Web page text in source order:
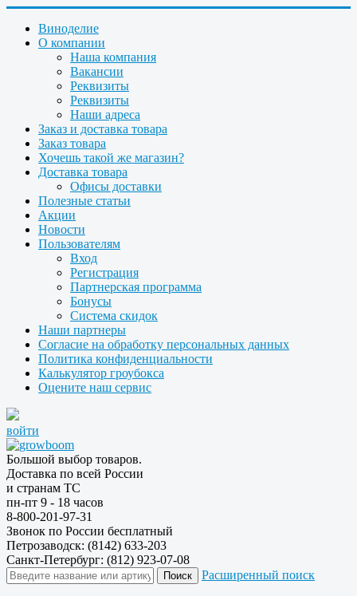
Виноделие
О компании
Наша компания
Вакансии
Реквизиты
Реквизиты
Наши адреса
Заказ и доставка товара
Заказ товара
Хочешь такой же магазин?
Доставка товара
Офисы доставки
Полезные статьи
Акции
Новости
Пользователям
Вход
Регистрация
Партнерская программа
Бонусы
Система скидок
Наши партнеры
Согласие на обработку персональных данных
Политика конфиденциальности
Калькулятор гроубокса
Оцените наш сервис
войти
Большой выбор товаров.
Доставка по всей России
и странам ТС
пн-пт 9 - 18 часов
8-800-201-97-31
Звонок по России бесплатный
Петрозаводск: (8142) 633-203
Санкт-Петербург: (812) 923-07-08
Расширенный поиск